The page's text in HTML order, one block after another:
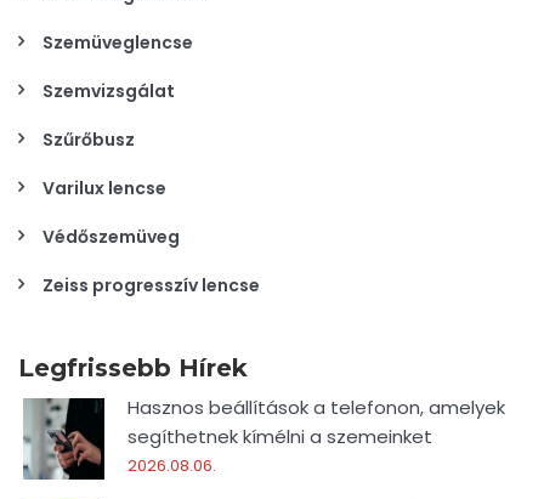
Szemüveglencse
Szemvizsgálat
Szűrőbusz
Varilux lencse
Védőszemüveg
Zeiss progresszív lencse
Legfrissebb Hírek
Hasznos beállítások a telefonon, amelyek
segíthetnek kímélni a szemeinket
2026.08.06.